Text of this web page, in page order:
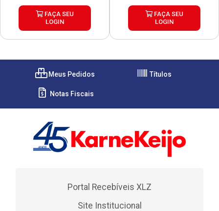
FAÇA SEU
LOGIN
FAÇA SEU
LOGIN
Meus Pedidos Títulos
Notas Fiscais
Portal Recebíveis XLZ
Site Institucional